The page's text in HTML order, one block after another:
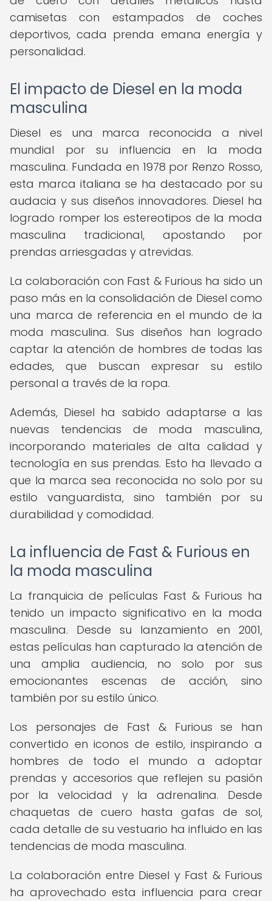
camisetas con estampados de coches
deportivos, cada prenda emana energía y
personalidad.
El impacto de Diesel en la moda
masculina
Diesel es una marca reconocida a nivel
mundial por su influencia en la moda
masculina. Fundada en 1978 por Renzo Rosso,
esta marca italiana se ha destacado por su
audacia y sus diseños innovadores. Diesel ha
logrado romper los estereotipos de la moda
masculina tradicional, apostando por
prendas arriesgadas y atrevidas.
La colaboración con Fast & Furious ha sido un
paso más en la consolidación de Diesel como
una marca de referencia en el mundo de la
moda masculina. Sus diseños han logrado
captar la atención de hombres de todas las
edades, que buscan expresar su estilo
personal a través de la ropa.
Además, Diesel ha sabido adaptarse a las
nuevas tendencias de moda masculina,
incorporando materiales de alta calidad y
tecnología en sus prendas. Esto ha llevado a
que la marca sea reconocida no solo por su
estilo vanguardista, sino también por su
durabilidad y comodidad.
La influencia de Fast & Furious en
la moda masculina
La franquicia de películas Fast & Furious ha
tenido un impacto significativo en la moda
masculina. Desde su lanzamiento en 2001,
estas películas han capturado la atención de
una amplia audiencia, no solo por sus
emocionantes escenas de acción, sino
también por su estilo único.
Los personajes de Fast & Furious se han
convertido en iconos de estilo, inspirando a
hombres de todo el mundo a adoptar
prendas y accesorios que reflejen su pasión
por la velocidad y la adrenalina. Desde
chaquetas de cuero hasta gafas de sol,
cada detalle de su vestuario ha influido en las
tendencias de moda masculina.
La colaboración entre Diesel y Fast & Furious
ha aprovechado esta influencia para crear